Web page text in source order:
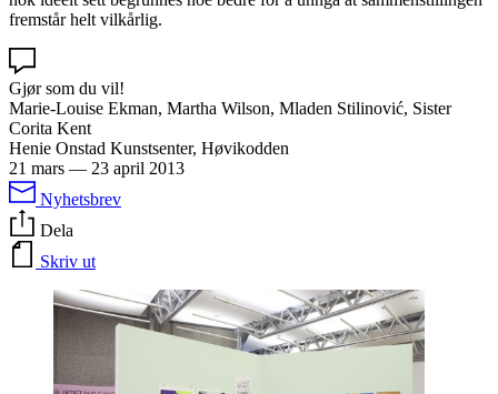
fremstår helt vilkårlig.
Gjør som du vil!
Marie-Louise Ekman, Martha Wilson, Mladen Stilinović, Sister
Corita Kent
Henie Onstad Kunstsenter, Høvikodden
21 mars — 23 april 2013
Nyhetsbrev
Dela
Skriv ut